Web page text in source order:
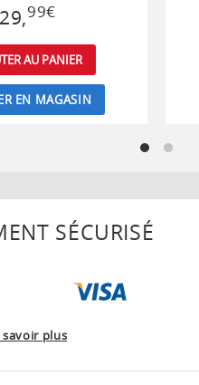
29,99€
AU PANIER
EN MAGASIN
SÉCURISÉ
savoir plus